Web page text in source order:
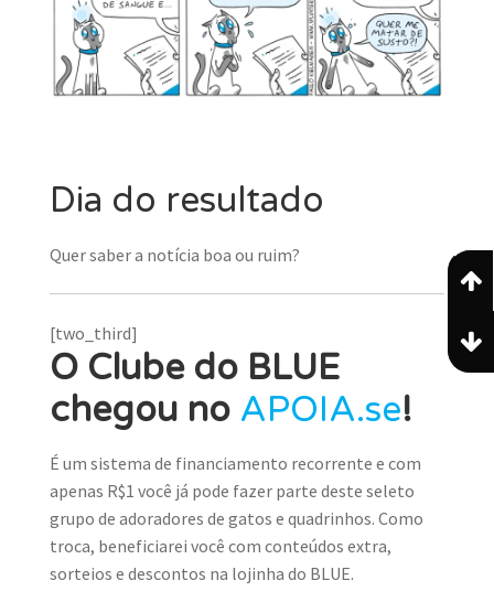
Dia do resultado
Quer saber a notícia boa ou ruim?
[two_third]
O Clube do BLUE
chegou no APOIA.se!
É um sistema de financiamento recorrente e com
apenas R$1 você já pode fazer parte deste seleto
grupo de adoradores de gatos e quadrinhos. Como
troca, beneficiarei você com conteúdos extra,
sorteios e descontos na lojinha do BLUE.